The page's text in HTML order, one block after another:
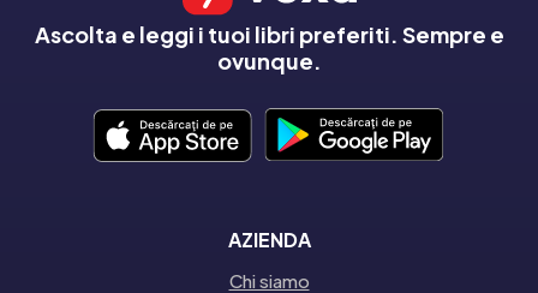
Ascolta e leggi i tuoi libri preferiti. Sempre e
ovunque.
AZIENDA
Chi siamo